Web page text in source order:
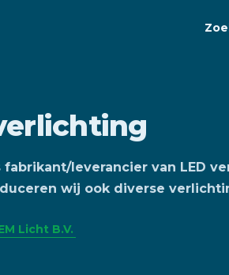
fabrikant/leverancier van LED
wij ook diverse
Licht B.V.